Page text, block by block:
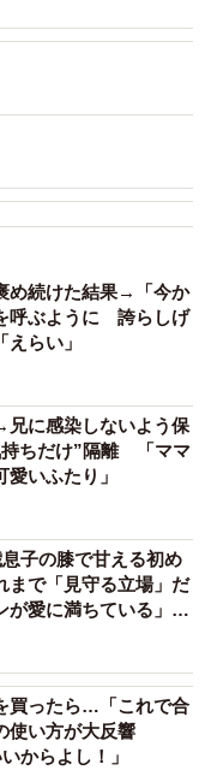
め続けた結果→「今か
呼ぶように 誇らしげ
らい」
に感染しないよう保
持ちだけ”隔離 「ママ
いふたり」
子の膝で甘える初め
で「見守る立場」だ
愛に満ちている」
買ったら…「これで合
使い方が大反響
からよし！」